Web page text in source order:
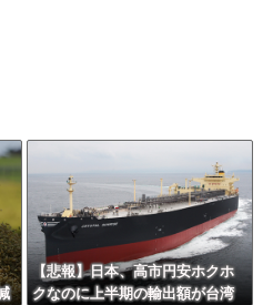
【悲報】日本、高市円安ホクホ
クなのに上半期の輸出額が台湾